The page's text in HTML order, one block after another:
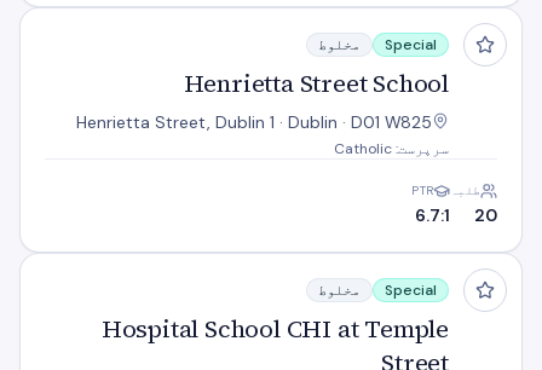
Henrietta Street School
Special مخلوط
Henrietta Street School
Henrietta Street, Dublin 1 · Dublin · D01 W825
سرپرست: Catholic
طلبہ
20
PTR
6.7:1
Hospital School CHI at Temple Street
Special مخلوط
Hospital School CHI at Temple
Street